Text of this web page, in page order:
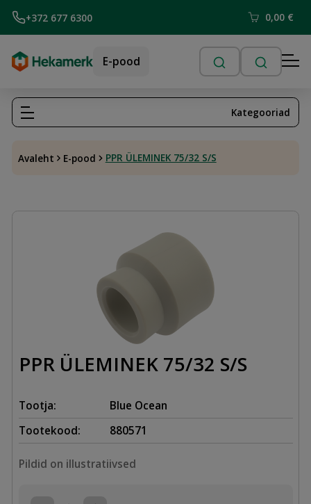
+372 677 6300 0,00 €
E-pood
Avaleht E-pood PPR ÜLEMINEK 75/32 S/S
Kategooriad
PPR ÜLEMINEK 75/32 S/S
Tootja:
Blue Ocean
Tootekood:
880571
Pildid on illustratiivsed